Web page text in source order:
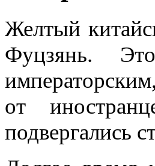
Желтый
Фуцзянь.
от
подвергались